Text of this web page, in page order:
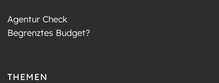
Agentur Check
Begrenztes Budget?
THEMEN